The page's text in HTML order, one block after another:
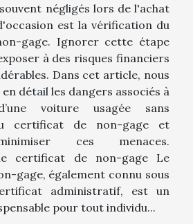
négligés lors de l'achat
est la vérification du
gage. Ignorer cette étape
à des risques financiers
Dans cet article, nous
détail les dangers associés à
voiture usagée sans
certificat de non-gage et
ces menaces.
certificat de non-gage Le
gage, également connu sous
administratif, est un
pour tout individu...